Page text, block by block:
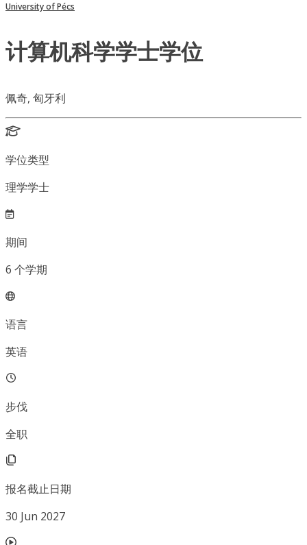
University of Pécs
计算机科学学士学位
佩奇, 匈牙利
学位类型
理学学士
期间
6 个学期
语言
英语
步伐
全职
报名截止日期
30 Jun 2027